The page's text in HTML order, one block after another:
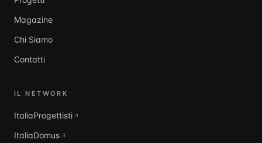
Magazine
Chi Siamo
Contatti
IL NETWORK
ItaliaProgettisti
ItaliaDomus